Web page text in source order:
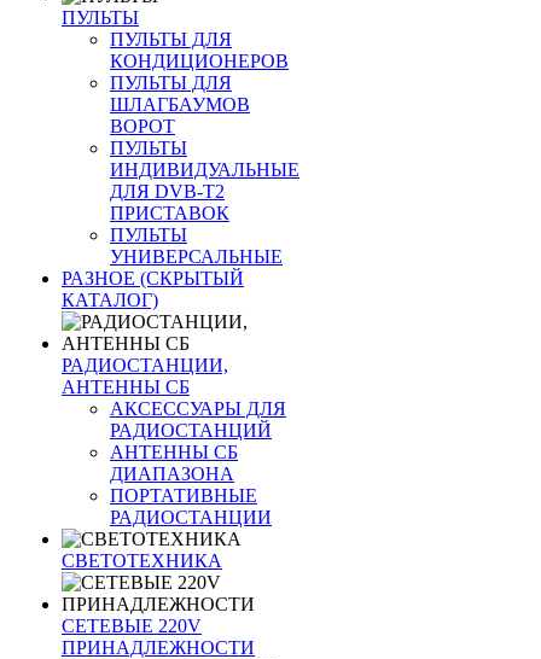
ПУЛЬТЫ
ПУЛЬТЫ ДЛЯ
КОНДИЦИОНЕРОВ
ПУЛЬТЫ ДЛЯ
ШЛАГБАУМОВ
ВОРОТ
ПУЛЬТЫ
ИНДИВИДУАЛЬНЫЕ
ДЛЯ DVB-T2
ПРИСТАВОК
ПУЛЬТЫ
УНИВЕРСАЛЬНЫЕ
РАЗНОЕ (СКРЫТЫЙ
КАТАЛОГ)
РАДИОСТАНЦИИ,
АНТЕННЫ CБ
АКСЕССУАРЫ ДЛЯ
РАДИОСТАНЦИЙ
АНТЕННЫ CБ
ДИАПАЗОНА
ПОРТАТИВНЫЕ
РАДИОСТАНЦИИ
СВЕТОТЕХНИКА
СЕТЕВЫЕ 220V
ПРИНАДЛЕЖНОСТИ